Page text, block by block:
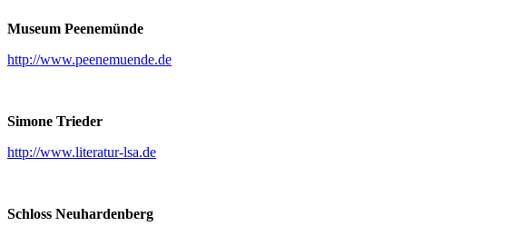
Museum Peenemünde
http://www.peenemuende.de
Simone Trieder
http://www.literatur-lsa.de
Schloss Neuhardenberg